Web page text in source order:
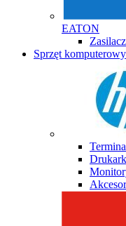
EATON
Sprzęt komputerowy